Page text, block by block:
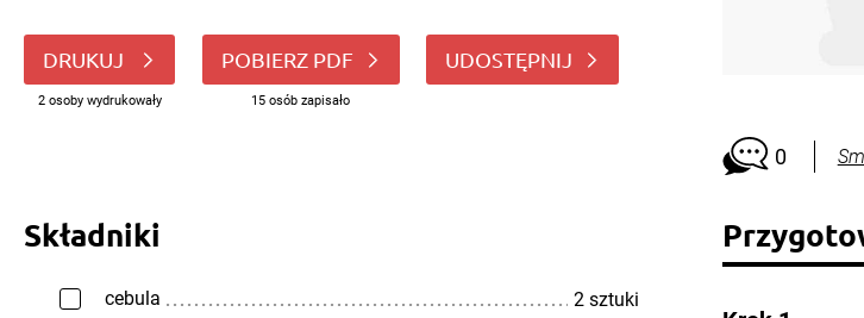
DRUKUJ
2 osoby wydrukowały
POBIERZ PDF
15 osób zapisało
UDOSTĘPNIJ
0
Składniki
cebula
2 sztuki